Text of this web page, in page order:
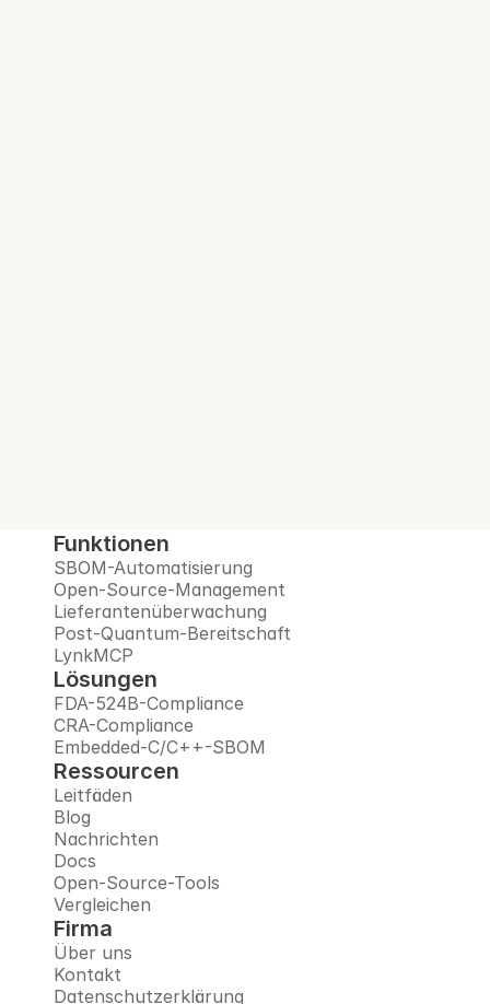
Funktionen
SBOM-Automatisierung
Open-Source-Management
Lieferantenüberwachung
Post-Quantum-Bereitschaft
LynkMCP
Lösungen
FDA-524B-Compliance
CRA-Compliance
Embedded-C/C++-SBOM
Ressourcen
Leitfäden
Blog
Nachrichten
Docs
Open-Source-Tools
Vergleichen
Firma
Über uns
Kontakt
Datenschutzerklärung